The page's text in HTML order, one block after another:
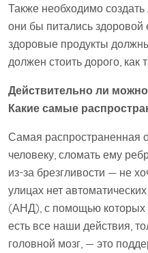
Также необходимо
они бы питались
здоровые продукты
должен стоить дорого, как
Действительно ли
Какие самые
Самая распространенная
человеку, сломать ему
из-за брезгливости — не
улицах нет
(АНД), с помощью которых
есть все наши действия,
головной мозг, — это